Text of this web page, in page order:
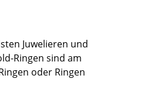
Juwelieren und
Ringen sind am
oder Ringen